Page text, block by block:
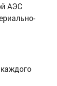
АЭС